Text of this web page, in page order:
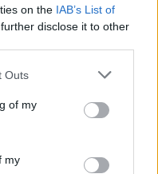
on the IAB’s List of
disclose it to other
Outs
of my
my
duikt op als
op telefoontje
PSV-trainer